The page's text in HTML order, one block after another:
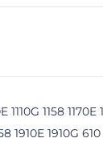
1158
1910E